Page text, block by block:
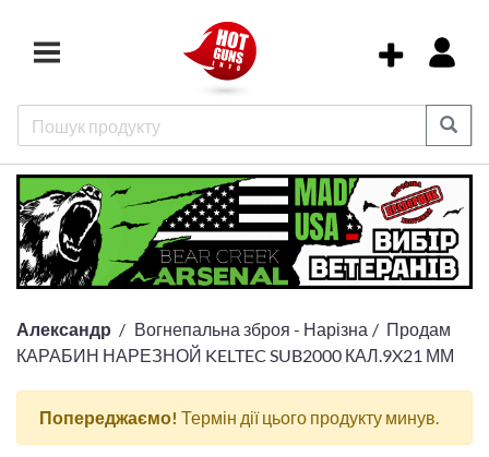
Александр Вогнепальна зброя - Нарізна
Продам
КАРАБИН НАРЕЗНОЙ KELTEC SUB2000 КАЛ.9X21 ММ
Попереджаємо! Термін дії цього продукту минув.